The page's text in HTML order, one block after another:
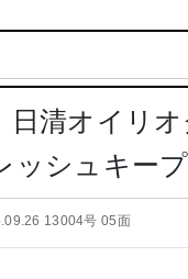
日清オイリ
ッシュキー
13004号 05面